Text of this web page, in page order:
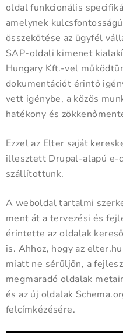
oldal funkcionális
amelynek
összekötése az ügyfél
SAP-oldali kimenet
Hungary Kft.-vel
dokumentációt érintő
vett igénybe, a közös
hatékony és
Ezzel az Elter saját
illesztett Drupal-alapú e-
szállítottunk.
A weboldal tartalmi
ment át a tervezési és
érintette az oldalak
is. Ahhoz, hogy az
miatt ne sérüljön, a
megmaradó oldalak
és az új oldalak
felcímkézésére.